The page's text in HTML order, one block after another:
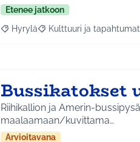
Etenee jatkoon
Rajaa tulokset aihepiirin mukaan:
Hyrylä Rajaa tulokset teeman
Kulttuuri ja tapahtumat
Bussikatokset
Riihikallion ja Amerin-
maalaamaan/kuvittama…
Arvioitavana